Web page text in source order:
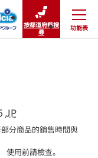
按都道府縣搜
尋
功能表
關閉
JP
分商品的銷售時間與
使用前請檢查。